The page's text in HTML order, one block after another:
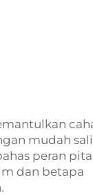
mudah
peran pita
dan betapa